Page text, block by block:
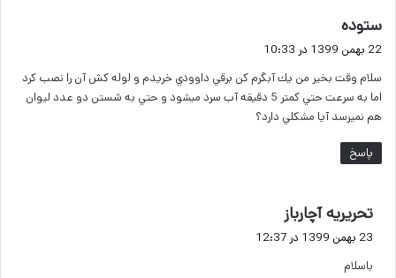
ستوده
ف
:
22 بهمن 1399 در 10:33
سلام وقت بخير من يك آبگرم كن برقي داوودي خريدم و لوله كش آن را نصب كرد
اما به سرعت حتي كمتر 5 دقيقه آب سرد ميشود و حتي به شستن دو عدد ليوان
هم نميرسد آيا مشكلي دارد؟
پاسخ
تحریریه آچارباز
ف
23 بهمن 1399 در 12:37
باسلام